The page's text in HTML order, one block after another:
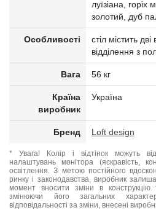
луїзіана,
золотий, дуб
Особливості
стіл містить
відділення з
Вага 56 кг
Країна
виробник
Україна
Бренд Loft design
* Увага! Колір і відтінок можуть
налаштувань монітора (яскравість,
освітлення. З метою постійного
ринку і законодавства, виробник
момент вносити зміни в
змінюючи його загальних
відповідальності за зміни, внесені